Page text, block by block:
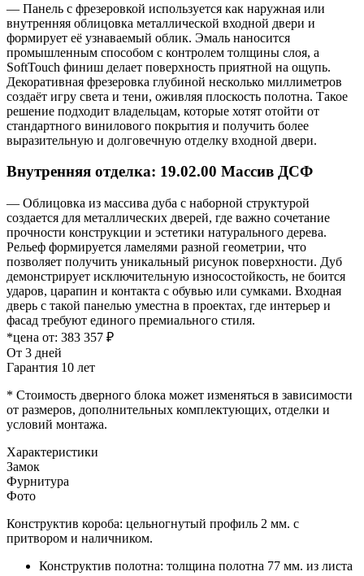
— Панель с фрезеровкой используется как наружная или
внутренняя облицовка металлической входной двери и
формирует её узнаваемый облик. Эмаль наносится
промышленным способом с контролем толщины слоя, а
SoftTouch финиш делает поверхность приятной на ощупь.
Декоративная фрезеровка глубиной несколько миллиметров
создаёт игру света и тени, оживляя плоскость полотна. Такое
решение подходит владельцам, которые хотят отойти от
стандартного винилового покрытия и получить более
выразительную и долговечную отделку входной двери.
Внутренняя отделка: 19.02.00 Массив ДСФ
— Облицовка из массива дуба с наборной структурой
создается для металлических дверей, где важно сочетание
прочности конструкции и эстетики натурального дерева.
Рельеф формируется ламелями разной геометрии, что
позволяет получить уникальный рисунок поверхности. Дуб
демонстрирует исключительную износостойкость, не боится
ударов, царапин и контакта с обувью или сумками. Входная
дверь с такой панелью уместна в проектах, где интерьер и
фасад требуют единого премиального стиля.
*цена от: 383 357 ₽
От 3 дней
Гарантия 10 лет
* Стоимость дверного блока может изменяться в зависимости
от размеров, дополнительных комплектующих, отделки и
условий монтажа.
Характеристики
Замок
Фурнитура
Фото
Конструктив короба: цельногнутый профиль 2 мм. с
притвором и наличником.
Конструктив полотна: толщина полотна 77 мм. из листа